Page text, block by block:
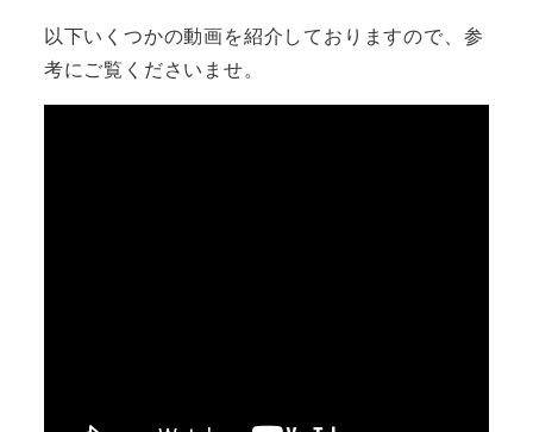
以下いくつかの動画を紹介しておりますので、参
考にご覧くださいませ。